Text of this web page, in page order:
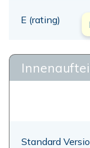
E (rating)
Standard